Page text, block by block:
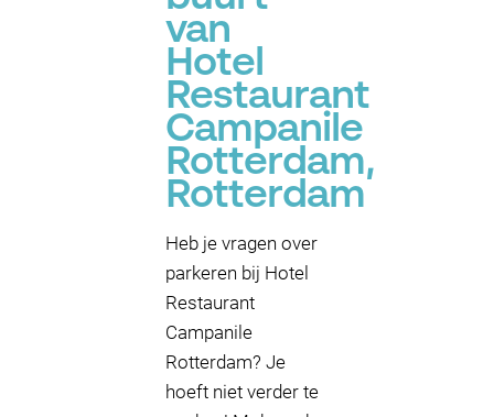
van
Hotel
Restaurant
Campanile
Rotterdam,
Rotterdam
Heb je vragen over
parkeren bij Hotel
Restaurant
Campanile
Rotterdam? Je
hoeft niet verder te